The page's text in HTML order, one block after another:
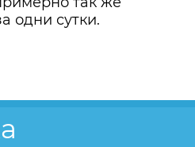
одни сутки.